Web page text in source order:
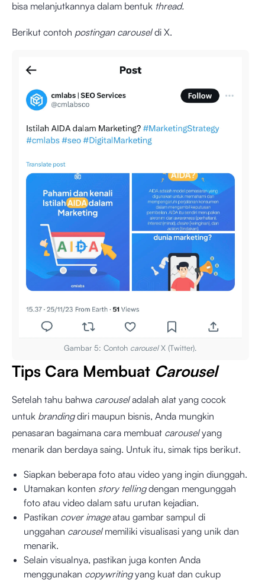
bisa melanjutkannya dalam bentuk thread.
Berikut contoh postingan carouseldi X.
Gambar 5: Contoh carouselX (Twitter).
Tips Cara Membuat Carousel
Setelah tahu bahwa carouseladalah alat yang cocok
untuk brandingdiri maupun bisnis, Anda mungkin
penasaran bagaimana cara membuat carouselyang
menarik dan berdaya saing. Untuk itu, simak tips berikut.
Siapkan beberapa foto atau video yang ingin diunggah.
Utamakan konten story tellingdengan mengunggah
foto atau video dalam satu urutan kejadian.
Pastikan cover imageatau gambar sampul di
unggahan carousel memiliki visualisasi yang unik dan
menarik.
Selain visualnya, pastikan juga konten Anda
menggunakan copywritingyang kuat dan cukup